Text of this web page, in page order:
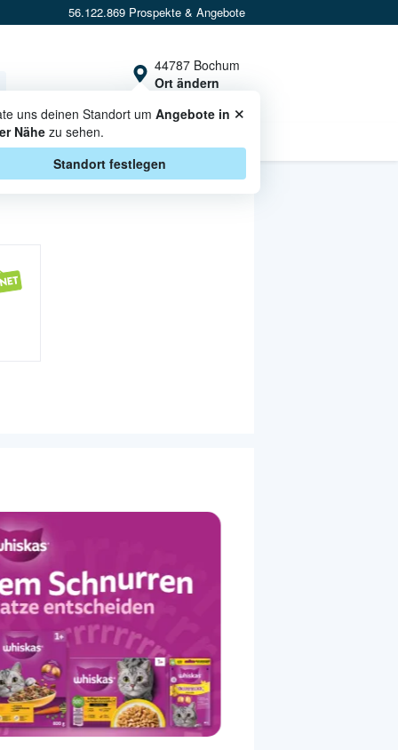
56.122.869 Prospekte & Angebote
44787 Bochum
Ort ändern
uns deinen Standort umAngebote in
Nähe zu sehen.
Standort festlegen
×
CASHBACK